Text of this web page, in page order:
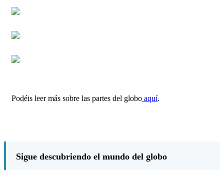
Podéis leer más sobre las partes del globo aquí.
Sigue descubriendo el mundo del globo